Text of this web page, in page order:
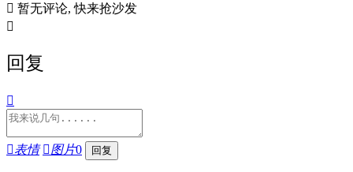
 暂无评论, 快来抢沙发

回复

表情 图片0